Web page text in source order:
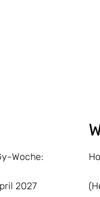
Woche:
2027